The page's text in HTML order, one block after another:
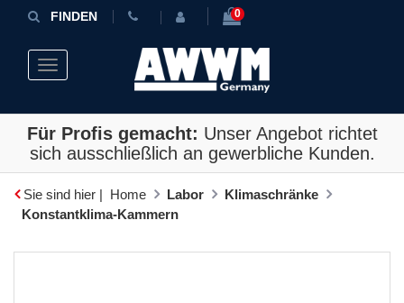
FINDEN 0
Toggle navigation
Für Profis gemacht: Unser Angebot richtet
sich ausschließlich an gewerbliche Kunden.
Sie sind hier | Home Labor
Klimaschränke
Konstantklima-Kammern